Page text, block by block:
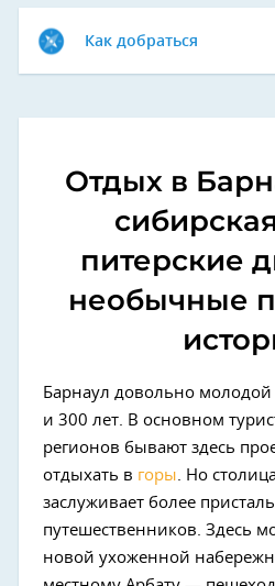
Как добраться
Отдых в
питерские
необычные
Барнаул довольно
и 300 лет. В основном
регионов бывают здесь
отдыхать в горы. Но
заслуживает более
путешественников. Здесь
новой ухоженной